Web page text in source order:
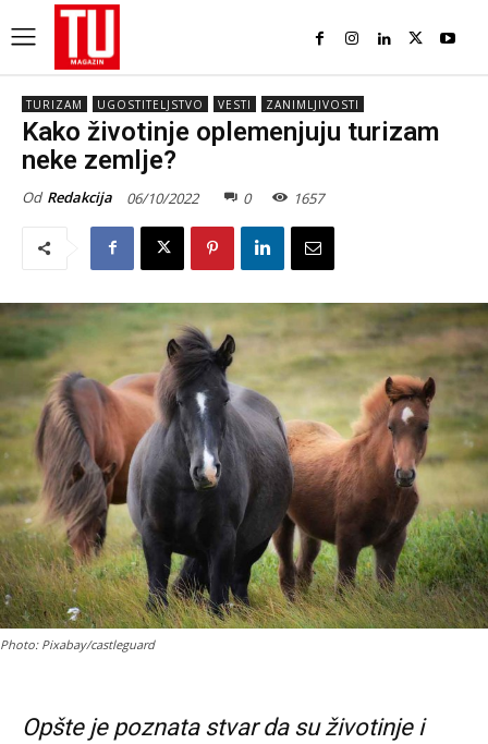
TURIZAM UGOSTITELJSTVO VESTI ZANIMLJIVOSTI
Kako životinje oplemenjuju turizam
neke zemlje?
Od Redakcija 06/10/2022 0 1657
Photo: Pixabay/castleguard
Opšte je poznata stvar da su životinje i